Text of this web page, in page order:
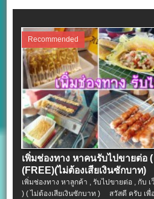
Recommended
เพิ่มช่องทาง หาคนรับไปขายต่อ
(FREE)(ไม่ต้องเสียเงินซักบาท)
เพิ่มช่องทาง หาลูกค้า , รับไปขายต่อ , กับ เ
) ( ไม่ต้องเสียเงินซักบาท ) สวัสดี ครับ เ